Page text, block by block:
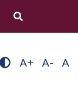
B�squeda
A+ A- A